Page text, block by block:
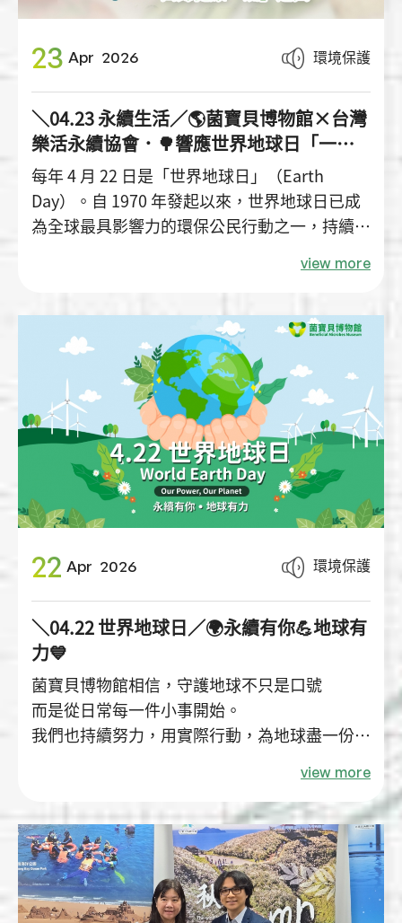
23 Apr 2026 環境保護
＼04.23 永續生活／🌎菌寶貝博物館×台灣
樂活永續協會．🌳響應世界地球日「一日
蔬食永續行動」🌱
每年 4 月 22 日是「世界地球日」（Earth
Day）。自 1970 年發起以來，世界地球日已成
為全球最具影響力的環保公民行動之一，持續提
是理念，更需要從日常生活中一步一步落實。
身為致力推廣健康、自然與永續價值的場域，菌
寶貝博物館始終相信，環境保護不該停留在口
號，而應化為每一個人都能參與的生活實踐。適
逢 2026 世界地球日，我們很榮幸與台灣樂活永
續協會共同響應「一日蔬食永續行動」，以具體
行動支持低碳飲食、健康生活與綠色未來。
view more
22 Apr 2026 環境保護
＼04.22 世界地球日／🌍永續有你💪地球有
力💙
菌寶貝博物館相信，守護地球不只是口號
而是從日常每一件小事開始。
我們也持續努力，用實際行動，為地球盡一份心
view more